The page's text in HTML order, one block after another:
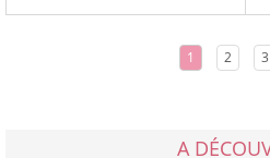
1 2 3
A